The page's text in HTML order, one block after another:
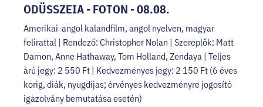
ODÜSSZEIA - FOTON - 08.08.
Amerikai-angol kalandfilm, angol nyelven, magyar
felirattal | Rendező: Christopher Nolan | Szereplők: Matt
Damon, Anne Hathaway, Tom Holland, Zendaya | Teljes
árú jegy: 2 550 Ft | Kedvezményes jegy: 2 150 Ft (6 éves
korig, diák, nyugdíjas; érvényes kedvezményre jogosító
igazolvány bemutatása esetén)